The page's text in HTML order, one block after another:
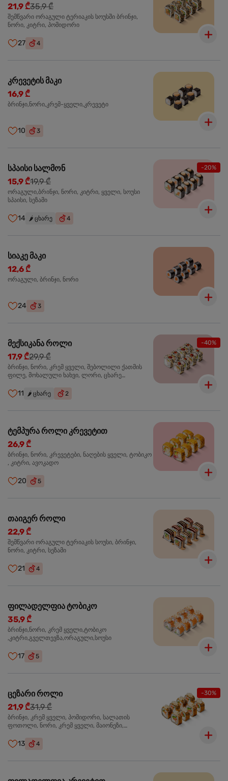
21,9 ₾35,9 ₾
შემწვარი ორაგული ტერიაკის სოუსში ბრინჯი,
ნორი, კიტრი, პომიდორი
27 4
კრევეტის მაკი
16,9 ₾
ბრინჯი,ნორი,კრემ-ყველი,კრევეტი
10 3
-20%
სპაისი სალმონ
15,9 ₾19,9 ₾
ორაგული,ბრინჯი, ნორი, კიტრი, ყველი, სოუსი
სპაისი, სეზამი
14 🌶️ ცხარე 4
სიაკე მაკი
12,6 ₾
ორაგული, ბრინჯი, ნორი
24 3
-40%
მექსიკანა როლი
17,9 ₾29,9 ₾
ბრინჯი, ნორი, კრემ ყველი, შებოლილი ქათმის
ფილე, მოხალული ხახვი, ლორი, ცხარე
11 🌶️ ცხარე 2
ტემპურა როლი კრევეტით
26,9 ₾
ბრინჯი, ნორი, კრევეტები, ნაღების ყველი, ტობიკო
, კიტრი, ავოკადო
20 5
თაიგერ როლი
22,9 ₾
შემწვარი ორაგული ტერიაკის სოუსი, ბრინჯი,
ნორი, კიტრი, სეზამი
21 4
ფილადელფია ტობიკო
35,9 ₾
ბრინჯი,ნორი, კრემ ყველი,ტობიკო
,კიტრი,გველთევზა,ორაგული,სოუსი
17 5
-30%
ცეზარი როლი
21,9 ₾31,9 ₾
ბრინჯი, კრემ ყველი, პომიდორი, სალათის
ფოთოლი, ნორი, კრემ ყველი, მაიონეზი,
შებოლილი ქათმის ფილე
13 4